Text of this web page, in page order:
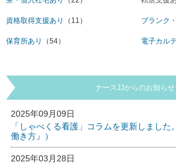
資格取得支援あり （11） ブランク
保育所あり （54） 電子カルテ
ナースJJからのお知らせ
2025年09月09日
「しゃべくる看護」コラムを更新しました
働き方』）
2025年03月28日